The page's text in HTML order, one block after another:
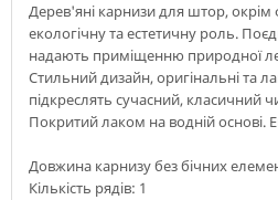
Дерев'яні карнизи для штор, окрім
екологічну та естетичну роль.
надають приміщенню природної
Стильний дизайн, оригінальні та
підкреслять сучасний, класичний
Покритий лаком на водній основі.
Довжина карнизу без бічних
Кількість рядів: 1